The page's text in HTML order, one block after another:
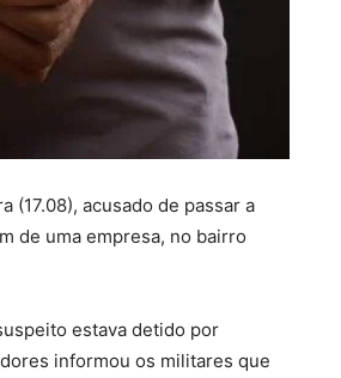
(17.08), acusado de passar a
de uma empresa, no bairro
estava detido por
informou os militares que